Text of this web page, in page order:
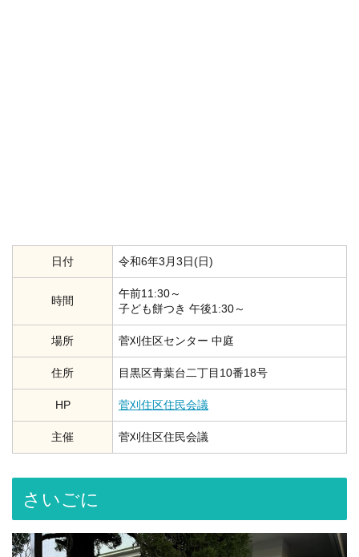
日付 令和6年3月3日(日)
時間
午前11:30～
子ども餅つき 午後1:30～
場所 菅刈住区センター 中庭
住所 目黒区青葉台二丁目10番18号
HP 菅刈住区住民会議
主催 菅刈住区住民会議
さいごに